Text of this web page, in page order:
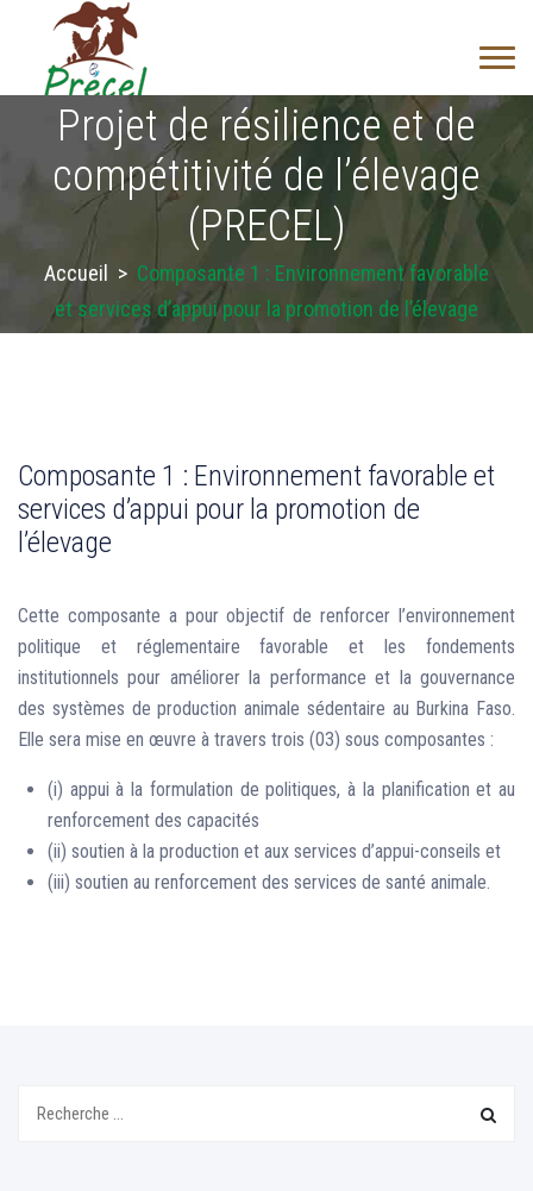
Projet de résilience et de
compétitivité de l’élevage
(PRECEL)
Accueil > Composante 1 : Environnement favorable
et services d’appui pour la promotion de l’élevage
Composante 1 : Environnement favorable et
services d’appui pour la promotion de
l’élevage
Cette composante a pour objectif de renforcer l’environnement
politique et réglementaire favorable et les fondements
institutionnels pour améliorer la performance et la gouvernance
des systèmes de production animale sédentaire au Burkina Faso.
Elle sera mise en œuvre à travers trois (03) sous composantes :
(i) appui à la formulation de politiques, à la planification et au
renforcement des capacités
(ii) soutien à la production et aux services d’appui-conseils et
(iii) soutien au renforcement des services de santé animale.